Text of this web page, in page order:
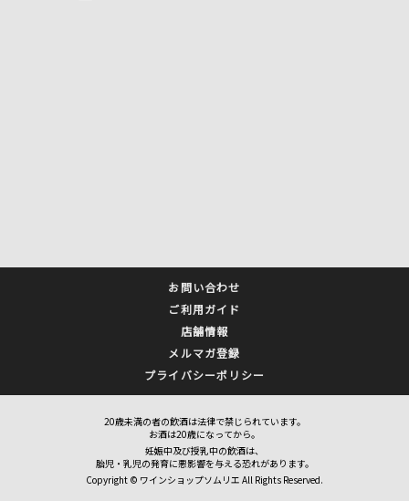
お問い合わせ
ご利用ガイド
店舗情報
メルマガ登録
プライバシーポリシー
20歳未満の者の飲酒は法律で禁じられています。
お酒は20歳になってから。
妊娠中及び授乳中の飲酒は、
胎児・乳児の発育に悪影響を与える恐れがあります。
Copyright © ワインショップソムリエ All Rights Reserved.